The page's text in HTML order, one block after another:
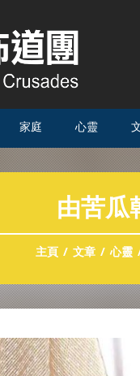
家庭 心靈
由苦瓜
主頁 文章 心靈